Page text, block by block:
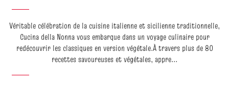
Véritable célébration de la cuisine italienne et sicilienne traditionnelle,
Cucina della Nonna vous embarque dans un voyage culinaire pour
redécouvrir les classiques en version végétale.À travers plus de 80
recettes savoureuses et végétales, appre...